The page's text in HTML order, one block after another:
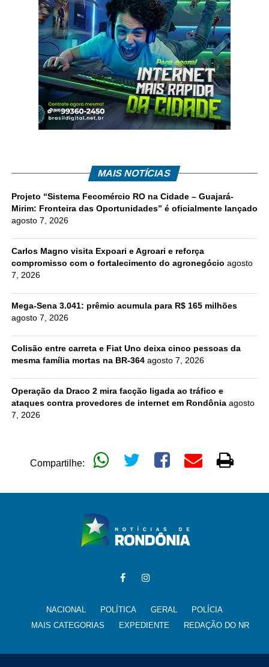
MAIS NOTÍCIAS
Projeto “Sistema Fecomércio RO na Cidade – Guajará-
Mirim: Fronteira das Oportunidades” é oficialmente lançado
agosto 7, 2026
Carlos Magno visita Expoari e Agroari e reforça
compromisso com o fortalecimento do agronegócio agosto
7, 2026
Mega-Sena 3.041: prêmio acumula para R$ 165 milhões
agosto 7, 2026
Colisão entre carreta e Fiat Uno deixa cinco pessoas da
mesma família mortas na BR-364 agosto 7, 2026
Operação da Draco 2 mira facção ligada ao tráfico e
ataques contra provedores de internet em Rondônia agosto
7, 2026
Compartilhe:
NACIONAL POLÍTICA GERAL
POLÍCIA
MAIS CATEGORIAS
EXPEDIENTE REDAÇÃO DO NR